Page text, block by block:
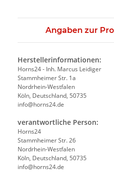
Angaben zur
Herstellerinformationen:
Horns24 - Inh. Marcus Leidiger
Stammheimer Str. 1a
Nordrhein-Westfalen
Köln, Deutschland, 50735
info@horns24.de
verantwortliche Person:
Horns24
Stammheimer Str. 26
Nordrhein-Westfalen
Köln, Deutschland, 50735
info@horns24.de